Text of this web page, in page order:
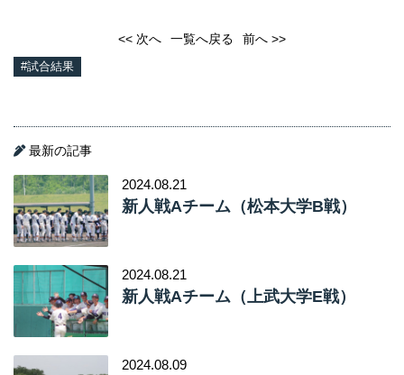
<< 次へ 一覧へ戻る 前へ >>
#試合結果
最新の記事
2024.08.21
新人戦Aチーム（松本大学B戦）
2024.08.21
新人戦Aチーム（上武大学E戦）
2024.08.09